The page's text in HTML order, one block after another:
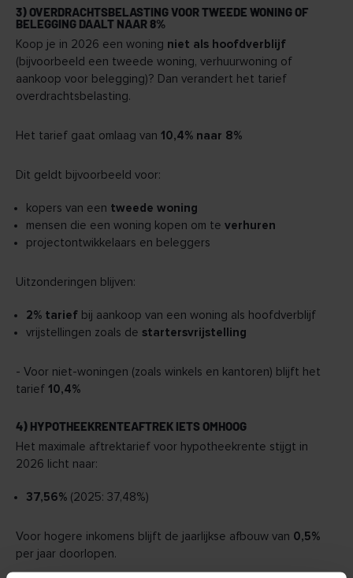
3) OVERDRACHTSBELASTING VOOR TWEEDE WONING OF
BELEGGING DAALT NAAR 8%
Koop je in 2026 een woning niet als hoofdverblijf
(bijvoorbeeld een tweede woning, verhuurwoning of
aankoop voor belegging)? Dan verandert het tarief
overdrachtsbelasting.
Het tarief gaat omlaag van 10,4% naar 8%
Dit geldt bijvoorbeeld voor:
kopers van een tweede woning
mensen die een woning kopen om te verhuren
projectontwikkelaars en beleggers
Uitzonderingen blijven:
2% tariefbij aankoop van een woning als hoofdverblijf
vrijstellingen zoals de startersvrijstelling
- Voor niet-woningen (zoals winkels en kantoren) blijft het
tarief 10,4%
4) HYPOTHEEKRENTEAFTREK IETS OMHOOG
Het maximale aftrektarief voor hypotheekrente stijgt in
2026 licht naar:
37,56%(2025: 37,48%)
Voor hogere inkomens blijft de jaarlijkse afbouw van 0,5%
per jaar doorlopen.